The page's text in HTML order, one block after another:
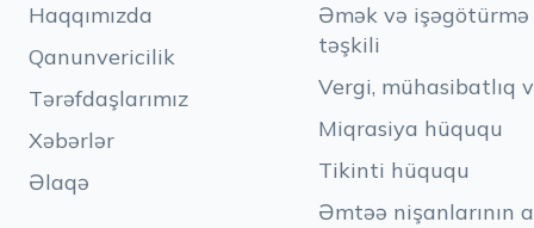
Haqqımızda
Qanunvericilik
Tərəfdaşlarımız
Xəbərlər
Əlaqə
Əmək və
təşkili
Vergi, mühasibatlıq
Miqrasiya hüququ
Tikinti hüququ
Əmtəə nişanlarının